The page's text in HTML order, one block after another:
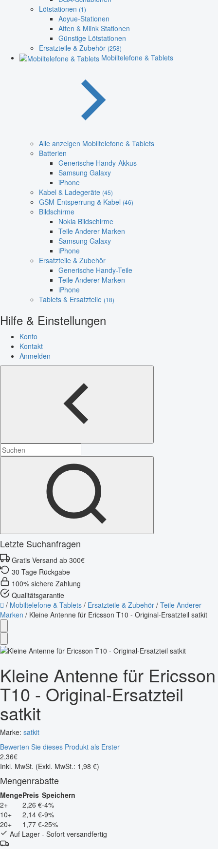
Lötstationen (1)
Aoyue-Stationen
Atten & Mlink Stationen
Günstige Lötstationen
Ersatzteile & Zubehör (258)
Mobiltelefone & Tablets
Alle anzeigen Mobiltelefone & Tablets
Batterien
Generische Handy-Akkus
Samsung Galaxy
iPhone
Kabel & Ladegeräte (45)
GSM-Entsperrung & Kabel (46)
Bildschirme
Nokia Bildschirme
Teile Anderer Marken
Samsung Galaxy
iPhone
Ersatzteile & Zubehör
Generische Handy-Teile
Teile Anderer Marken
iPhone
Tablets & Ersatzteile (18)
Hilfe & Einstellungen
Konto
Kontakt
Anmelden
Letzte Suchanfragen
Gratis Versand ab 300€
30 Tage Rückgabe
100% sichere Zahlung
Qualitätsgarantie
/ Mobiltelefone & Tablets / Ersatzteile & Zubehör / Teile Anderer
Marken / Kleine Antenne für Ericsson T10 - Original-Ersatzteil satkit
Kleine Antenne für Ericsson
T10 - Original-Ersatzteil
satkit
Marke: satkit
Bewerten Sie dieses Produkt als Erster
2,36€
Inkl. MwSt. (Exkl. MwSt.: 1,98 €)
Mengenrabatte
MengePreis Speichern
2+
2,26 €-4%
10+
2,14 €-9%
20+
1,77 €-25%
Auf Lager - Sofort versandfertig